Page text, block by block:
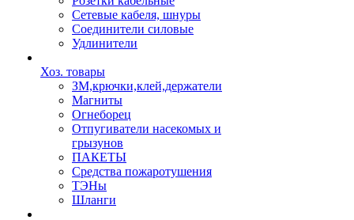
Сетевые кабеля, шнуры
Соединители силовые
Удлинители
Хоз. товары
ЗМ,крючки,клей,держатели
Магниты
Огнеборец
Отпугиватели насекомых и
грызунов
ПАКЕТЫ
Средства пожаротушения
ТЭНы
Шланги